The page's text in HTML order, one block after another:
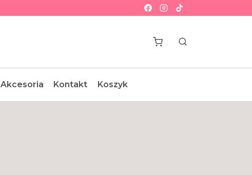
Akcesoria Kontakt Koszyk